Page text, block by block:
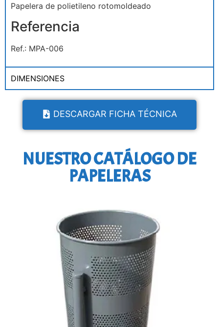
Papelera de polietileno rotomoldeado
Referencia
Ref.: MPA-006
DIMENSIONES
DESCARGAR FICHA TÉCNICA
NUESTRO CATÁLOGO DE
PAPELERAS